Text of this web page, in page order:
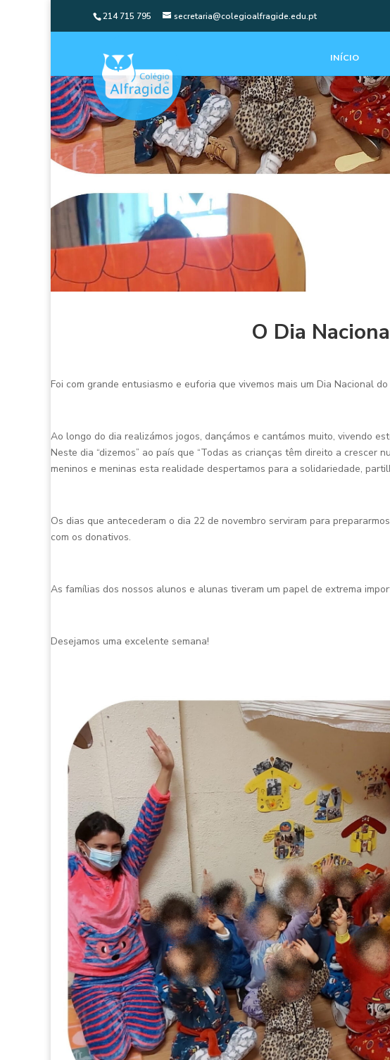
214 715 795 secretaria@colegioalfragide.edu.pt
INÍCIO
O Dia
Foi com grande entusiasmo e euforia que vivemos mais um Dia Nacional
Ao longo do dia realizámos jogos, dançámos e cantámos muito, vivendo
Neste dia “dizemos” ao país que “Todas as crianças têm direito a crescer
meninos e meninas esta realidade despertamos para a solidariedade,
Os dias que antecederam o dia 22 de novembro serviram para
com os donativos.
As famílias dos nossos alunos e alunas tiveram um papel de extrema
Desejamos uma excelente semana!